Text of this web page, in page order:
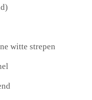
witte strepen